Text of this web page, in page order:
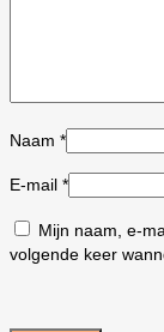
Naam *
E-mail *
Mijn naam, e-
volgende keer